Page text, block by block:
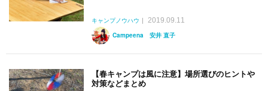
キャンプノウハウ
2019.09.11
Campeena 安井 直子
【春キャンプは風に注意】場所選びのヒントや
対策などまとめ